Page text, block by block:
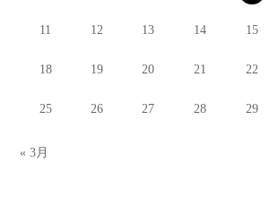
11 12 13 14 15
18 19 20 21 22
25 26 27 28 29
« 3月